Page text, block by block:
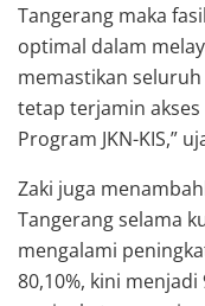
Tangerang maka
optimal dalam
memastikan
tetap terjamin
Program JKN-KIS,”
Zaki juga
Tangerang selama
mengalami
80,10%, kini menjadi